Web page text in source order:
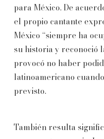
para México. De
el propio cantante
México “siempre ha
su historia y reconoció
provocó no haber
latinoamericano
previsto.
También resulta